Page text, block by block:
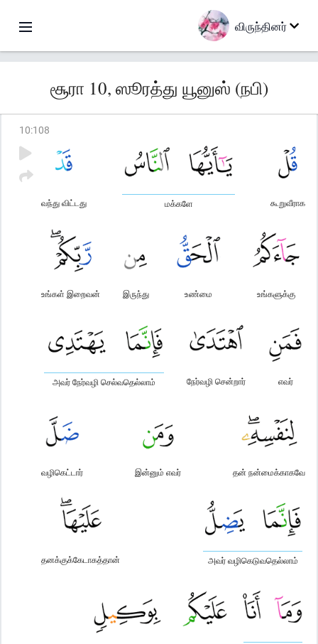
விருந்தினர்
சூரா 10, ஸூரத்து யூனுஸ் (நபி)
10:108
கூறுவீராக
மக்களே
வந்து விட்டது
உங்களுக்கு
உண்மை
இருந்து
உங்கள் இறைவன்
எவர்
நேர்வழி சென்றார்
அவர் நேர்வழி செல்வதெல்லாம்
தன் நன்மைக்காகவே
இன்னும் எவர்
வழிகெட்டார்
அவர் வழிகெடுவதெல்லாம்
தனக்குக்கேடாகத்தான்